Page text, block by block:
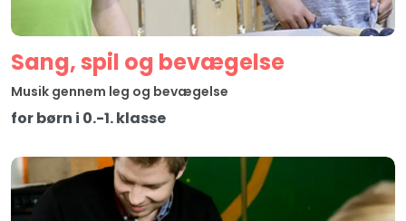
Sang, spil og bevægelse
Musik gennem leg og bevægelse
for børn i 0.-1. klasse